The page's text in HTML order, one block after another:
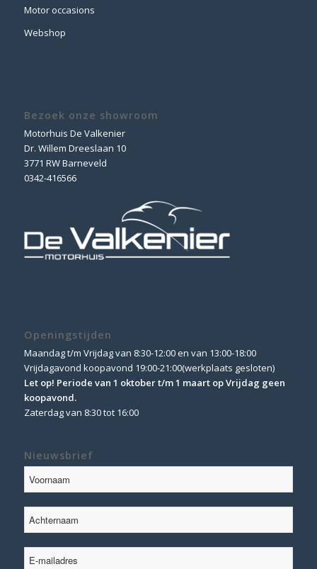
Motor occasions
Webshop
Bezoek onze showroom
Motorhuis De Valkenier
Dr. Willem Dreeslaan 10
3771 RW Barneveld
0342-416566
Openingstijden
Maandag t/m Vrijdag van 8:30-12:00 en van 13:00-18:00
Vrijdagavond koopavond 19:00-21:00(werkplaats gesloten)
Let op! Periode van 1 oktober t/m 1 maart op Vrijdag geen
koopavond.
Zaterdag van 8:30 tot 16:00
Nieuwsbrief